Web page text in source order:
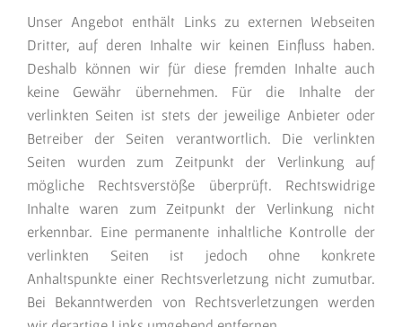
Unser Angebot enthält Links zu externen Webseiten
Dritter, auf deren Inhalte wir keinen Einfluss haben.
Deshalb können wir für diese fremden Inhalte auch
keine Gewähr übernehmen. Für die Inhalte der
verlinkten Seiten ist stets der jeweilige Anbieter oder
Betreiber der Seiten verantwortlich. Die verlinkten
Seiten wurden zum Zeitpunkt der Verlinkung auf
mögliche Rechtsverstöße überprüft. Rechtswidrige
Inhalte waren zum Zeitpunkt der Verlinkung nicht
erkennbar. Eine permanente inhaltliche Kontrolle der
verlinkten Seiten ist jedoch ohne konkrete
Anhaltspunkte einer Rechtsverletzung nicht zumutbar.
Bei Bekanntwerden von Rechtsverletzungen werden